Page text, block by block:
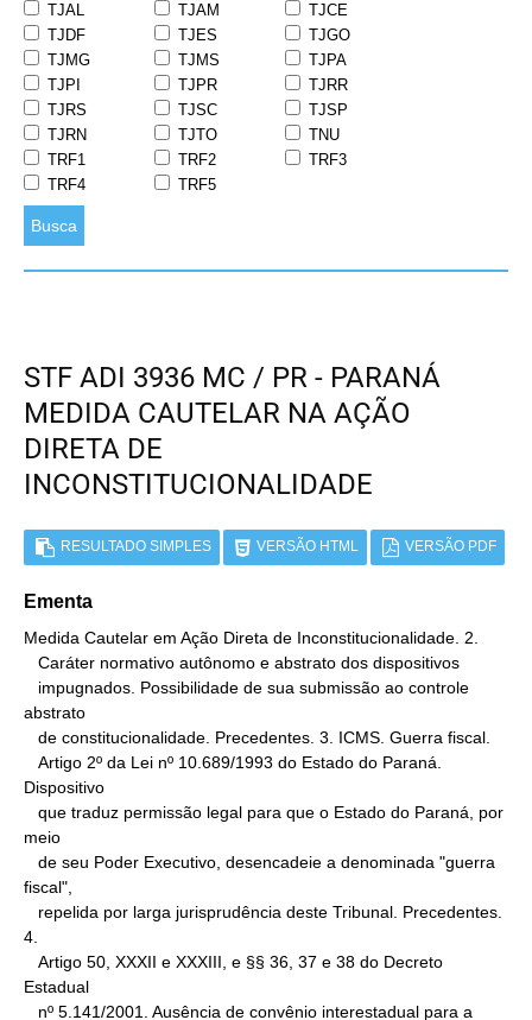
TJAL
TJAM
TJCE
TJDF
TJES
TJGO
TJMG
TJMS
TJPA
TJPI
TJPR
TJRR
TJRS
TJSC
TJSP
TJRN
TJTO
TNU
TRF1
TRF2
TRF3
TRF4
TRF5
Busca
STF ADI 3936 MC / PR - PARANÁ
MEDIDA CAUTELAR NA AÇÃO
DIRETA DE
INCONSTITUCIONALIDADE
RESULTADO SIMPLES VERSÃO HTML VERSÃO PDF
Ementa
Medida Cautelar em Ação Direta de Inconstitucionalidade. 2.
abstrato
Dispositivo
meio
fiscal",
4.
Estadual